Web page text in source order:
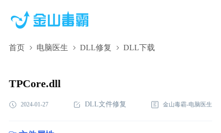
首页 电脑医生 DLL修复 DLL下载
TPCore.dll,TPCore.dll下载,TPCore.dll修复
TPCore.dll
2024-01-27 DLL文件修复 金山毒霸-电脑医生